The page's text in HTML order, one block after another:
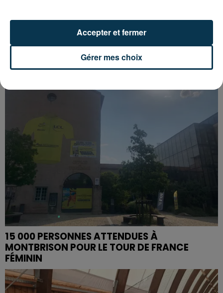
SAINT-ETIENNE : UN ENFANT DÉCÈDE APRÈS
UNE CHUTE DU 8E ÉTAGE
15 000 PERSONNES ATTENDUES À
MONTBRISON POUR LE TOUR DE FRANCE
FÉMININ
Gérer mes choix
Accepter et fermer